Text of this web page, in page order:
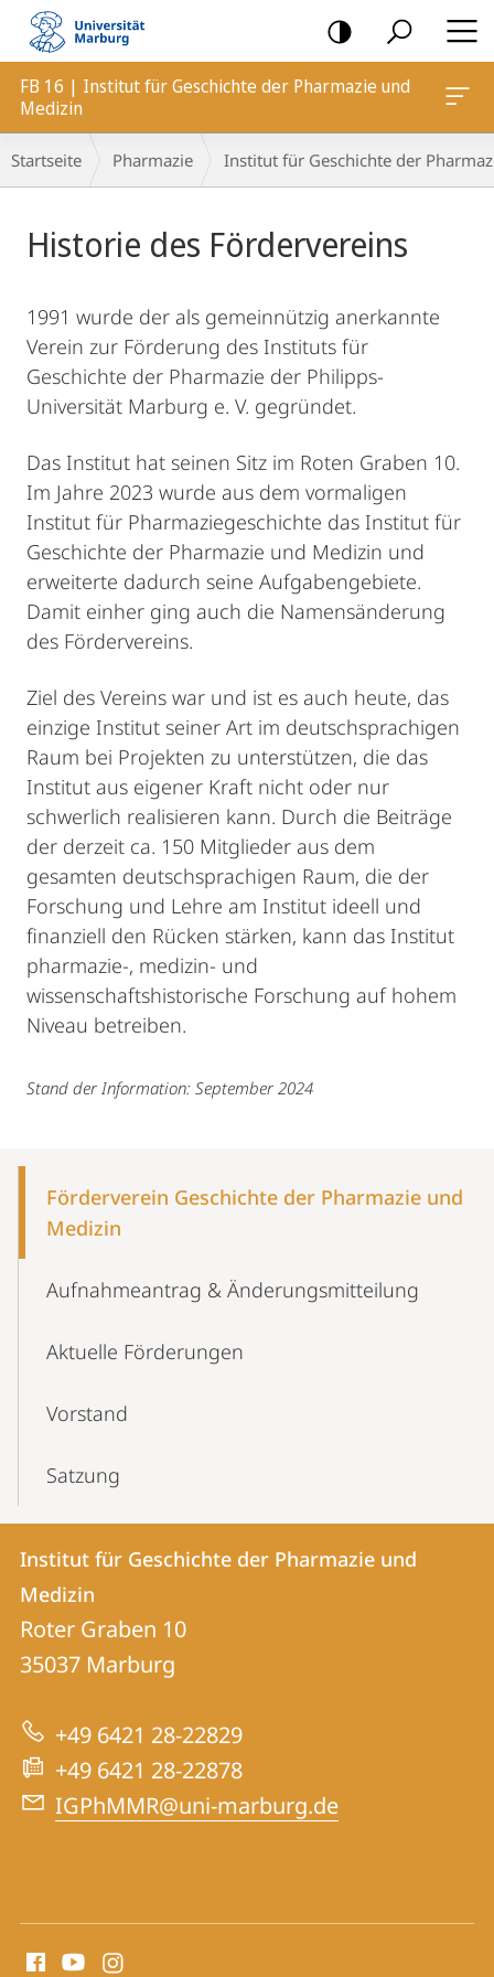
Mobile-
Navigation
FB 16 | Institut für Geschichte der Pharmazie und
Medizin
Breadcrumb-
Navigation
Startseite Pharmazie Institut für Geschichte der
Historie des Fördervereins
1991 wurde der als gemeinnützig anerkannte
Verein zur Förderung des Instituts für
Geschichte der Pharmazie der Philipps-
Universität Marburg e. V. gegründet.
Das Institut hat seinen Sitz im Roten Graben 10.
Im Jahre 2023 wurde aus dem vormaligen
Institut für Pharmaziegeschichte das Institut für
Geschichte der Pharmazie und Medizin und
erweiterte dadurch seine Aufgabengebiete.
Damit einher ging auch die Namensänderung
des Fördervereins.
Ziel des Vereins war und ist es auch heute, das
einzige Institut seiner Art im deutschsprachigen
Raum bei Projekten zu unterstützen, die das
Institut aus eigener Kraft nicht oder nur
schwerlich realisieren kann. Durch die Beiträge
der derzeit ca. 150 Mitglieder aus dem
gesamten deutschsprachigen Raum, die der
Forschung und Lehre am Institut ideell und
finanziell den Rücken stärken, kann das Institut
pharmazie-, medizin- und
wissenschaftshistorische Forschung auf hohem
Niveau betreiben.
Stand der Information: September 2024
NavigationFörderverein Geschichte der Pharmazie und
Medizin
Aufnahmeantrag & Änderungsmitteilung
Aktuelle Förderungen
Vorstand
Satzung
Kontakt
und
Informationen
zur
Website
Institut
für
Geschichte
Pharmazie
und
Medizin
Institut für Geschichte der Pharmazie und
Medizin
Roter Graben 10
35037 Marburg
+49 6421 28-22829
+49 6421 28-22878
IGPhMMR@uni-marburg.de